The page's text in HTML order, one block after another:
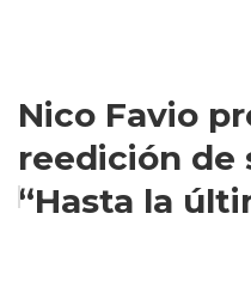
Nico Favio
reedición de
“Hasta la